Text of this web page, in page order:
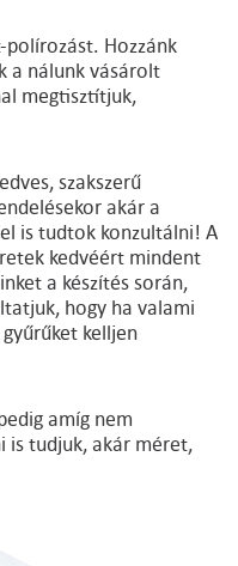
Hozzánk
a nálunk vásárolt
megtisztítjuk,
szakszerű
akár a
is tudtok konzultálni! A
kedvéért mindent
a készítés során,
hogy ha valami
kelljen
amíg nem
is tudjuk, akár méret,